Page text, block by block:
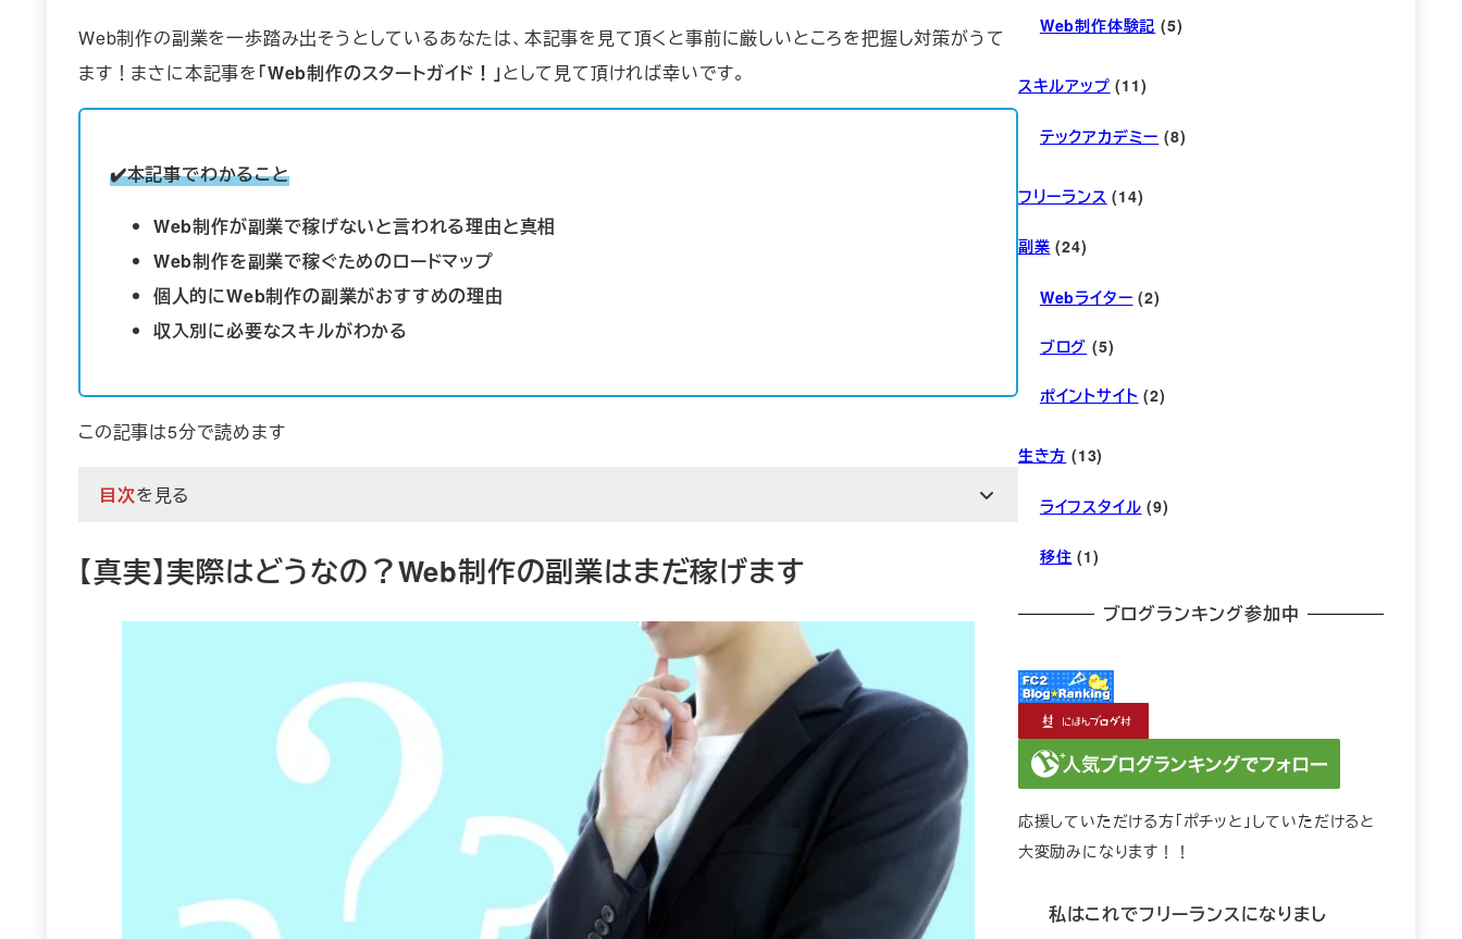
Web制作の副業を一歩踏み出そうとしているあなたは、本記事を見て頂くと事前に厳しいところを把握し対策がうて
ます！まさに本記事を「Web制作のスタートガイド！」として見て頂ければ幸いです。
✔️本記事でわかること
Web制作が副業で稼げないと言われる理由と真相
Web制作を副業で稼ぐためのロードマップ
個人的にWeb制作の副業がおすすめの理由
収入別に必要なスキルがわかる
この記事は5分で読めます
目次を見る
【真実】実際はどうなの？Web制作の副業はまだ稼げます
Web制作体験記 (5)
スキルアップ (11)
テックアカデミー (8)
フリーランス (14)
副業 (24)
Webライター (2)
ブログ (5)
ポイントサイト (2)
生き方 (13)
ライフスタイル (9)
移住 (1)
ブログランキング参加中
応援していただける方「ポチッと」していただけると
大変励みになります！！
私はこれでフリーランスになりまし